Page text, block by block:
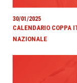
30/01/2025
CALENDARIO COPPA
NAZIONALE